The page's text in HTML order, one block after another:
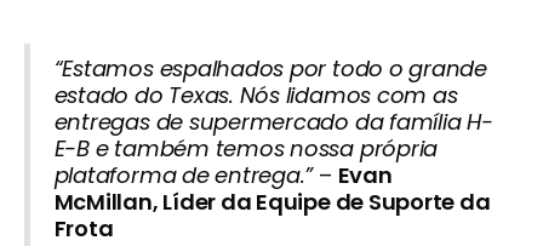
“Estamos espalhados por todo o grande
estado do Texas. Nós lidamos com as
entregas de supermercado da família H-
E-B e também temos nossa própria
plataforma de entrega.”– Evan
McMillan, Líder da Equipe de Suporte da
Frota